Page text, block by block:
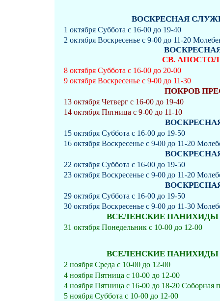
ВОСКРЕСНАЯ СЛУЖБА
1 октября Суббота с 16-00 до 19-40
2 октября Воскресенье с 9-00 до 11-20
СВ.
8 октября Суббота с 16-00 до 20-00
9 октября Воскресенье с 9-00 до 11-30
ПОКРОВ
13 октября Четверг с 16-00 до 19-40
14 октября Пятница с 9-00 до 11-10
15 октября Суббота с 16-00 до 19-50
16 октября Воскресенье с 9-00 до 11-20
22 октября Суббота с 16-00 до 19-50
23 октября Воскресенье с 9-00 до 11-20
29 октября Суббота с 16-00 до 19-50
30 октября Воскресенье с 9-00 до 11-30
ВСЕЛЕНСКИЕ ПАНИХИДЫ
31 октября Понедельник с 10-00 до 12-00
ВСЕЛЕНСКИЕ ПАНИХИДЫ
2 ноября Среда с 10-00 до 12-00
4 ноября Пятница с 10-00 до 12-00
4 ноября Пятница с 16-00 до 18-20 Соборная
5 ноября Суббота с 10-00 до 12-00